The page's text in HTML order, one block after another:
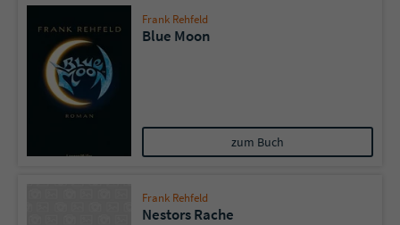
Frank Rehfeld
Blue Moon
zum Buch
Frank Rehfeld
Nestors Rache